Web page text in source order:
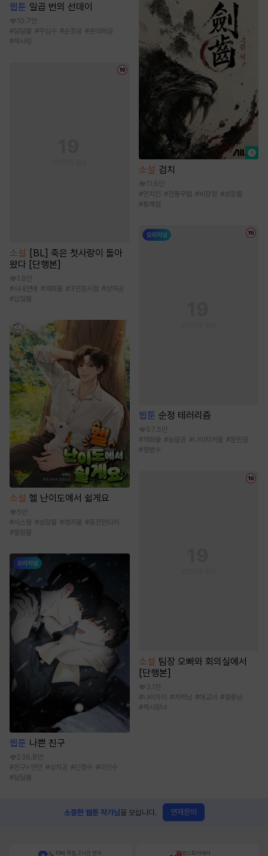
웹툰 일곱 번의 선데이
10.7만
#달달물 #무심수 #순정공 #츤데레공
#짝사랑
소설 [BL] 죽은 첫사랑이 돌아
왔다 [단행본]
1.9만
#사내연애 # 재회물 #3인칭시점 #상처공
#삽질물
소설 헬 난이도에서 쉴게요
5만
#시스템 #성장물 #영지물 #퓨전판타지
# 힐링물
웹툰 나쁜 친구
236.8만
#친구>연인 #상처공 #단정수 #미인수
#달달물
소설 검치
11.6만
#먼치킨 #전통무협 #비장함 #성장물
#통쾌함
웹툰 순정 테러리즘
57.5만
#재회물 #능글공 #나이차커플 #문란공
#평범수
소설 팀장 오빠와 회의실에서
[단행본]
3.1천
#나이차이 #계략남 #애교녀 #절륜남
#짝사랑녀
소중한 웹툰 작가님을 모십니다. 연재문의
10배 적립, 2시간 먼저 원스토어에서